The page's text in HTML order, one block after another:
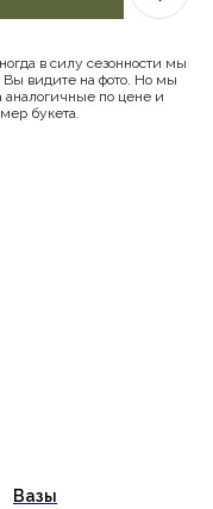
в силу сезонности мы
Вы видите на фото. Но мы
по цене и
букета.
Вазы